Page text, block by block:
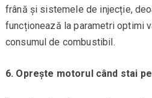
frână și sistemele de injecție,
funcționează la parametri optimi
consumul de combustibil.
6. Oprește motorul când stai